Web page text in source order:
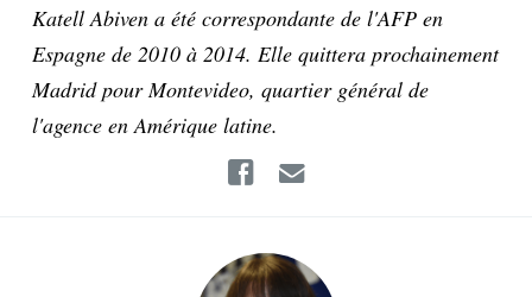
Katell Abiven a été correspondante de l'AFP en
Espagne de 2010 à 2014. Elle quittera prochainement
Madrid pour Montevideo, quartier général de
l'agence en Amérique latine.
Facebook